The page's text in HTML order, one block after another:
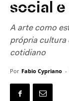
social
A arte como
própria cultura
cotidiano
Por Fabio Cypriano -